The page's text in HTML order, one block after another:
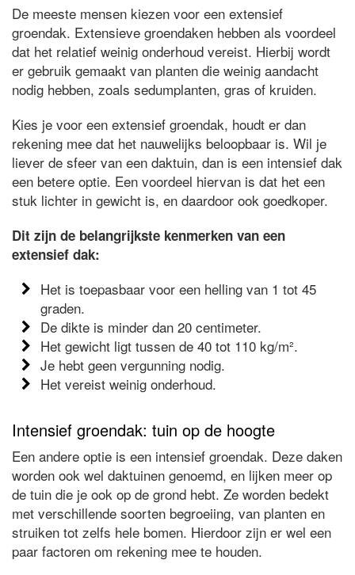
De meeste mensen kiezen voor een extensief
groendak. Extensieve groendaken hebben als voordeel
dat het relatief weinig onderhoud vereist. Hierbij wordt
er gebruik gemaakt van planten die weinig aandacht
nodig hebben, zoals sedumplanten, gras of kruiden.
Kies je voor een extensief groendak, houdt er dan
rekening mee dat het nauwelijks beloopbaar is. Wil je
liever de sfeer van een daktuin, dan is een intensief dak
een betere optie. Een voordeel hiervan is dat het een
stuk lichter in gewicht is, en daardoor ook goedkoper.
Dit zijn de belangrijkste kenmerken van een
extensief dak:
Het is toepasbaar voor een helling van 1 tot 45
graden.
De dikte is minder dan 20 centimeter.
Het gewicht ligt tussen de 40 tot 110 kg/m².
Je hebt geen vergunning nodig.
Het vereist weinig onderhoud.
Intensief groendak: tuin op de hoogte
Een andere optie is een intensief groendak. Deze daken
worden ook wel daktuinen genoemd, en lijken meer op
de tuin die je ook op de grond hebt. Ze worden bedekt
met verschillende soorten begroeiing, van planten en
struiken tot zelfs hele bomen. Hierdoor zijn er wel een
paar factoren om rekening mee te houden.